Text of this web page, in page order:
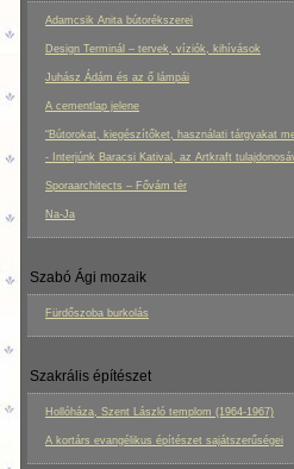
Adamcsik Anita bútorékszerei
Design Terminál – tervek, víziók, kihívások
Juhász Ádám és az ő lámpái
A cementlap jelene
“Bútorokat, kiegészítőket, használati tárgyakat
- Interjúnk Baracsi Katival, az Artkraft
Sporaarchitects – Fővám tér
Na-Ja
Szabó Ági mozaik
Fürdőszoba burkolás
Szakrális építészet
Hollóháza, Szent László templom (1964-1967)
A kortárs evangélikus építészet sajátszerűségei